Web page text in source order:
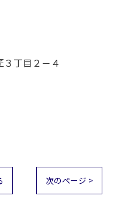
丁目２－４
次のページ >